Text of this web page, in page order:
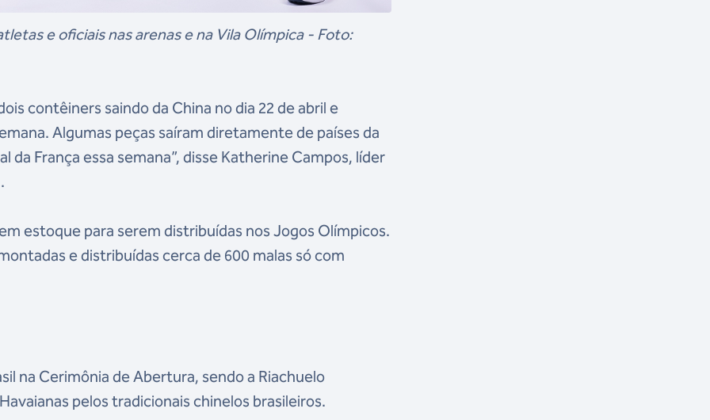
e oficiais nas arenas e na Vila Olímpica - Foto:
contêiners saindo da China no dia 22 de abril e
Algumas peças saíram diretamente de países da
da França essa semana”, disse Katherine Campos, líder
estoque para serem distribuídas nos Jogos Olímpicos.
e distribuídas cerca de 600 malas só com
na Cerimônia de Abertura, sendo a Riachuelo
pelos tradicionais chinelos brasileiros.